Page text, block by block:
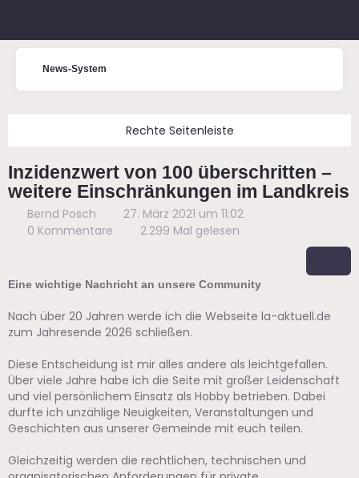
News-System
Inzidenzwert von 100 überschritten –
weitere Einschränkungen im Landkreis
Bernd Posch
27. März 2021 um 11:02
0 Kommentare
2.299 Mal gelesen
Eine wichtige Nachricht an unsere Community
Nach über 20 Jahren werde ich die Webseite la-aktuell.de
zum Jahresende 2026 schließen.
Diese Entscheidung ist mir alles andere als leichtgefallen.
Über viele Jahre habe ich die Seite mit großer Leidenschaft
und viel persönlichem Einsatz als Hobby betrieben. Dabei
durfte ich unzählige Neuigkeiten, Veranstaltungen und
Geschichten aus unserer Gemeinde mit euch teilen.
Gleichzeitig werden die rechtlichen, technischen und